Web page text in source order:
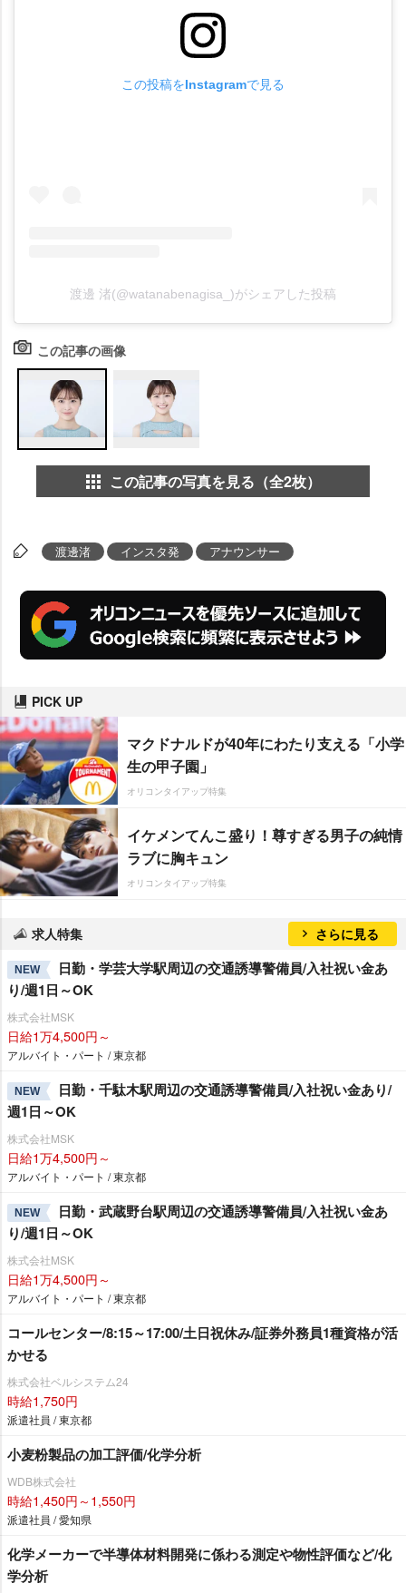
この投稿をInstagramで見る
渡邊 渚(@watanabenagisa_)がシェアした投稿
この記事の画像
この記事の写真を見る（全2枚）
渡邊渚 インスタ発 アナウンサー
PICK UP
マクドナルドが40年にわたり支える「小学
生の甲子園」
オリコンタイアップ特集
イケメンてんこ盛り！尊すぎる男子の純情
ラブに胸キュン
オリコンタイアップ特集
求人特集 さらに見る
NEW
日勤・学芸大学駅周辺の交通誘導警備員/入社祝い金あ
り/週1日～OK
株式会社MSK
日給1万4,500円～
アルバイト・パート / 東京都
NEW
日勤・千駄木駅周辺の交通誘導警備員/入社祝い金あり/
週1日～OK
株式会社MSK
日給1万4,500円～
アルバイト・パート / 東京都
NEW
日勤・武蔵野台駅周辺の交通誘導警備員/入社祝い金あ
り/週1日～OK
株式会社MSK
日給1万4,500円～
アルバイト・パート / 東京都
コールセンター/8:15～17:00/土日祝休み/証券外務員1種資格が活
かせる
株式会社ベルシステム24
時給1,750円
派遣社員 / 東京都
小麦粉製品の加工評価/化学分析
WDB株式会社
時給1,450円～1,550円
派遣社員 / 愛知県
化学メーカーで半導体材料開発に係わる測定や物性評価など/化
学分析